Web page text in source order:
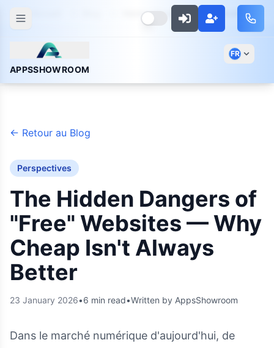
APPSSHOWROOM
FR
Hidden Dangers Free Websites
← Retour au Blog
Perspectives
The Hidden Dangers of
"Free" Websites — Why
Cheap Isn't Always
Better
23 January 2026•6 min read•Written by AppsShowroom
Dans le marché numérique d'aujourd'hui, de